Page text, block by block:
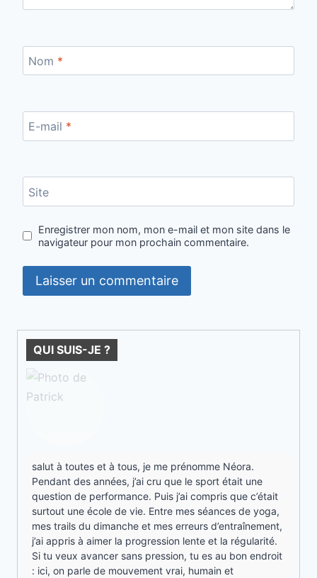
Nom *
E-mail *
Site
Enregistrer mon nom, mon e-mail et mon site dans le
navigateur pour mon prochain commentaire.
QUI SUIS-JE ?
salut à toutes et à tous, je me prénomme Néora.
Pendant des années, j’ai cru que le sport était une
question de performance. Puis j’ai compris que c’était
surtout une école de vie. Entre mes séances de yoga,
mes trails du dimanche et mes erreurs d’entraînement,
j’ai appris à aimer la progression lente et la régularité.
Si tu veux avancer sans pression, tu es au bon endroit
: ici, on parle de mouvement vrai, humain et